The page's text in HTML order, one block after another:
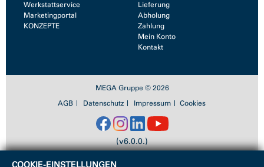
Werkstattservice
Marketingportal
KONZEPTE
Lieferung
Abholung
Zahlung
Mein Konto
Kontakt
MEGA Gruppe © 2026
AGB
Datenschutz Impressum Cookies
(v6.0.0.)
COOKIE-EINSTELLUNGEN